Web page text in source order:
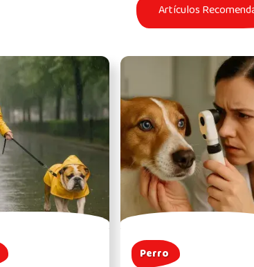
Artículos
Perro